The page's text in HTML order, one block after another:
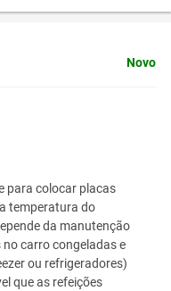
Novo
para colocar placas
temperatura do
da manutenção
carro congeladas e
ou refrigeradores)
que as refeições